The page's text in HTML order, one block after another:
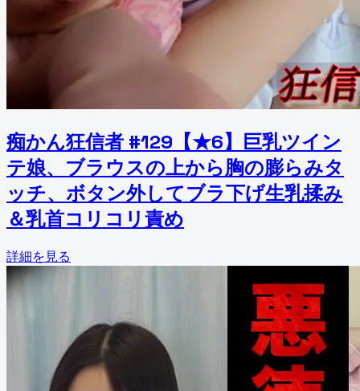
痴かん狂信者 #129【★6】巨乳ツイン
テ娘、ブラウスの上から胸の膨らみタ
ッチ、ボタン外してブラ下げ生乳揉み
＆乳首コリコリ責め
詳細を見る